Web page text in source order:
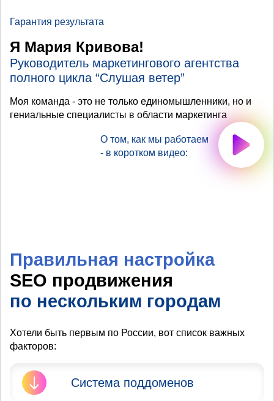
Гарантия результата
Я Мария Кривова!
Руководитель маркетингового агентства
полного цикла “Слушая ветер”
Моя команда - это не только единомышленники, но и
гениальные специалисты в области маркетинга
О том, как мы работаем
- в коротком видео:
Правильная настройка
SEO продвижения
по нескольким городам
Хотели быть первым по России, вот список важных
факторов:
Система поддоменов